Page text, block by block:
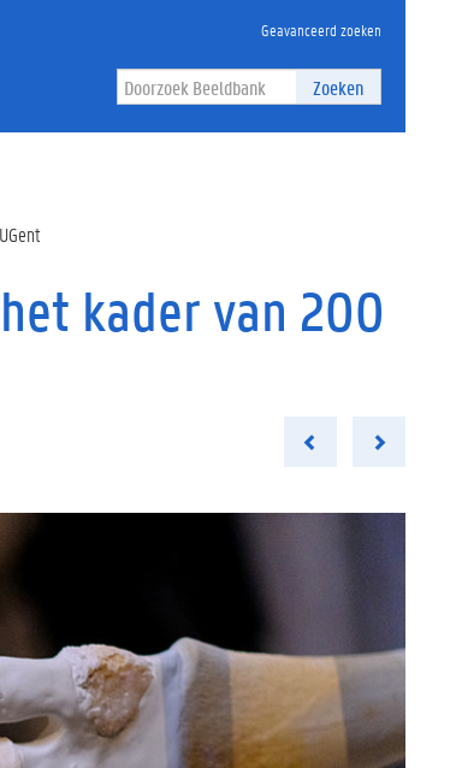
Geavanceerd zoeken
Zoeken
kader van 200